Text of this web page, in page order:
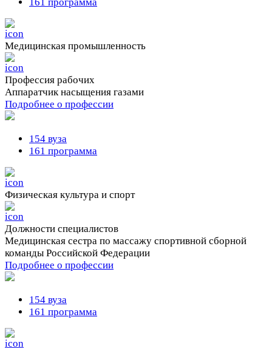
Медицинская промышленность
Профессия рабочих
Аппаратчик насыщения газами
Подробнее о профессии
154 вуза
161 программа
Физическая культура и спорт
Должности cпециалистов
Медицинская сестра по массажу спортивной сборной
команды Российской Федерации
Подробнее о профессии
154 вуза
161 программа